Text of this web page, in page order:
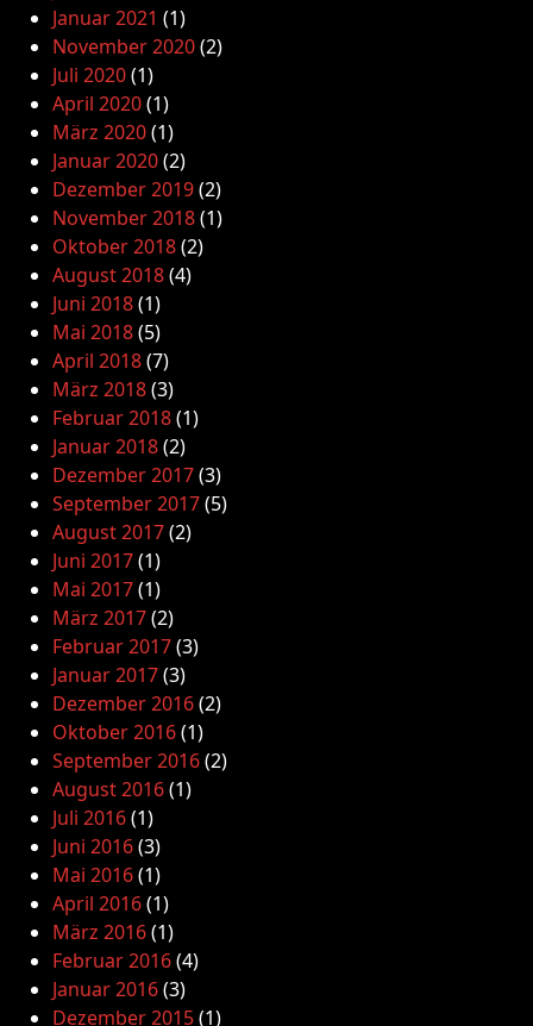
Januar 2021 (1)
November 2020(2)
Juli 2020(1)
April 2020(1)
März 2020(1)
Januar 2020(2)
Dezember 2019(2)
November 2018(1)
Oktober 2018(2)
August 2018(4)
Juni 2018(1)
Mai 2018(5)
April 2018(7)
März 2018(3)
Februar 2018(1)
Januar 2018(2)
Dezember 2017(3)
September 2017(5)
August 2017(2)
Juni 2017(1)
Mai 2017(1)
März 2017(2)
Februar 2017(3)
Januar 2017(3)
Dezember 2016(2)
Oktober 2016(1)
September 2016(2)
August 2016(1)
Juli 2016(1)
Juni 2016(3)
Mai 2016(1)
April 2016(1)
März 2016(1)
Februar 2016(4)
Januar 2016(3)
Dezember 2015(1)